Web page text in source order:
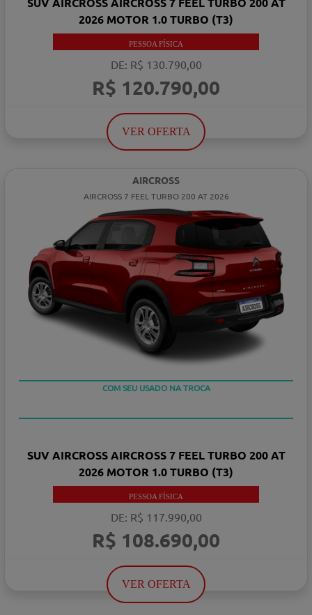
2026 MOTOR 1.0 TURBO (T3)
PESSOA FÍSICA
DE: R$ 130.790,00
R$ 120.790,00
VER OFERTA
AIRCROSS
AIRCROSS 7 FEEL TURBO 200 AT 2026
COM SEU USADO NA TROCA
SUV AIRCROSS AIRCROSS 7 FEEL TURBO 200 AT
2026 MOTOR 1.0 TURBO (T3)
PESSOA FÍSICA
DE: R$ 117.990,00
R$ 108.690,00
VER OFERTA